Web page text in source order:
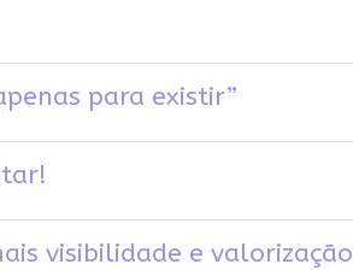
para existir”
visibilidade e valorização